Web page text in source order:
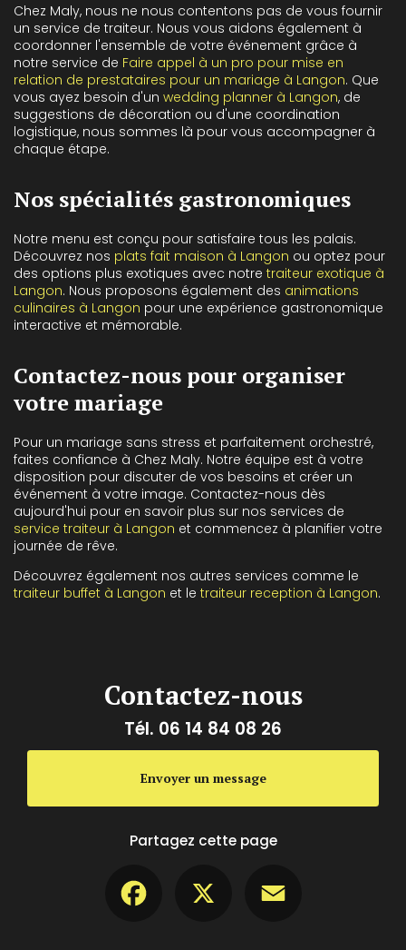
Chez Maly, nous ne nous contentons pas de vous fournir
un service de traiteur. Nous vous aidons également à
coordonner l'ensemble de votre événement grâce à
notre service de Faire appel à un pro pour mise en
relation de prestataires pour un mariage à Langon. Que
vous ayez besoin d'un wedding planner à Langon, de
suggestions de décoration ou d'une coordination
logistique, nous sommes là pour vous accompagner à
chaque étape.
Nos spécialités gastronomiques
Notre menu est conçu pour satisfaire tous les palais.
Découvrez nos plats fait maison à Langon ou optez pour
des options plus exotiques avec notre traiteur exotique à
Langon. Nous proposons également des animations
culinaires à Langon pour une expérience gastronomique
interactive et mémorable.
Contactez-nous pour organiser
votre mariage
Pour un mariage sans stress et parfaitement orchestré,
faites confiance à Chez Maly. Notre équipe est à votre
disposition pour discuter de vos besoins et créer un
événement à votre image. Contactez-nous dès
aujourd'hui pour en savoir plus sur nos services de
service traiteur à Langon et commencez à planifier votre
journée de rêve.
Découvrez également nos autres services comme le
traiteur buffet à Langon et le traiteur reception à Langon.
Contactez-nous
Tél. 06 14 84 08 26
Envoyer un message
Partagez cette page